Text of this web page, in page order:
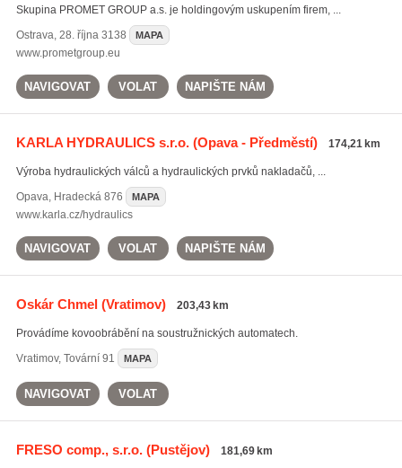
Skupina PROMET GROUP a.s. je holdingovým uskupením firem, ...
Ostrava, 28. října 3138 MAPA
www.prometgroup.eu
NAVIGOVAT VOLAT NAPIŠTE NÁM
KARLA HYDRAULICS s.r.o.(Opava - Předměstí) 174,21 km
Výroba hydraulických válců a hydraulických prvků nakladačů, ...
Opava, Hradecká 876 MAPA
www.karla.cz/hydraulics
NAVIGOVAT VOLAT NAPIŠTE NÁM
Oskár Chmel(Vratimov) 203,43 km
Provádíme kovoobrábění na soustružnických automatech.
Vratimov, Tovární 91 MAPA
NAVIGOVAT VOLAT
FRESO comp., s.r.o.(Pustějov) 181,69 km